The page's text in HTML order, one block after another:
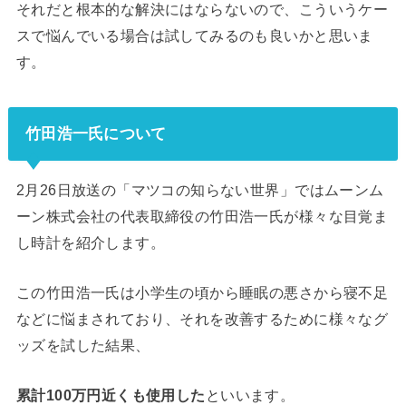
それだと根本的な解決にはならないので、こういうケー
スで悩んでいる場合は試してみるのも良いかと思いま
す。
竹田浩一氏について
2月26日放送の「マツコの知らない世界」ではムーンム
ーン株式会社の代表取締役の竹田浩一氏が様々な目覚ま
し時計を紹介します。
この竹田浩一氏は小学生の頃から睡眠の悪さから寝不足
などに悩まされており、それを改善するために様々なグ
ッズを試した結果、
累計100万円近くも使用した といいます。